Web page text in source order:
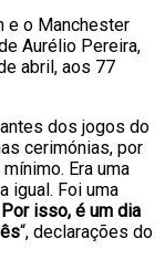
e o Manchester
Aurélio Pereira,
abril, aos 77
dos jogos do
cerimónias, por
Era uma
igual. Foi uma
Por isso, é um dia
“, declarações do